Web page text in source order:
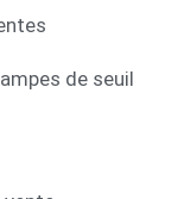
de seuil